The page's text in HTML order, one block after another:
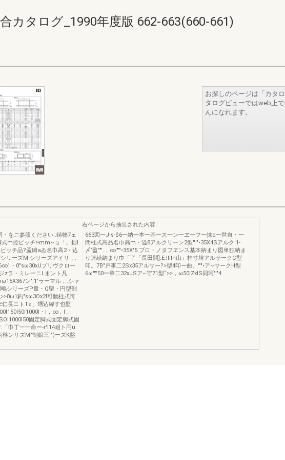
カタログ_1990年度版 662-663(660-661)
お探しのページは「カタ
タログビューではweb上
んになれます。
・をご参照ください..鋳物7ェ
式m控ピッチr-mm~ョ「」拙l
ッチ品?孟碕aゐ名巾高2・込
リーズM'シリーズアイリ，.
・0"sω30xUプリヴクロー
zラ・ミレーニLまント凡.
ン';1'ラーマル，.シャ
シリーズP量・Q聖・円型剖
鈎"sω3Ox2l可動柱式可
長ニトTε」甥込緯す也監
・I，∞，I，
固定脚式固定脚式固
「巾丁一一命ー-r'l14岨ト円u
検ンリズM"制娘三;")ーズK盤
右ページから抽出された内容
663図一J-s-$6一納一本一基一ス一ン一ヱ一フ一抹a一世自・一
間柱式高品名巾高m・溢8アルクリーン2型'"'"•35X4Sアルク'1-
〆‘盈""'.，∞'"'"•35X'5.ブロ・ノタフヱンス基本納まり図単独納ま
り連続納まり巾「了「長田開].E.lllln山』桂寸埠アルサークC型
印。7B"戸事二2Sx35アルサー?>型4印ー曲。'""•ア~サークH型
6ω''''50ー章二32xJSア~守71型“>>，ω50lZxlS同珂"'"4